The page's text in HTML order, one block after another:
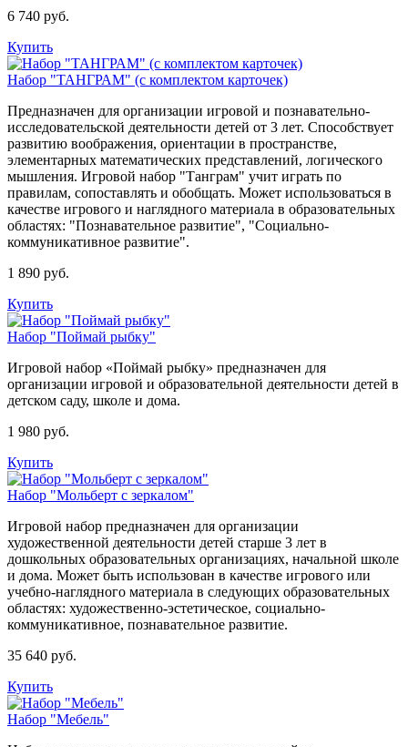
6 740 руб.
Купить
Набор "ТАНГРАМ" (с комплектом карточек)
Предназначен для организации игровой и познавательно-
исследовательской деятельности детей от 3 лет. Способствует
развитию воображения, ориентации в пространстве,
элементарных математических представлений, логического
мышления. Игровой набор "Танграм" учит играть по
правилам, сопоставлять и обобщать. Может использоваться в
качестве игрового и наглядного материала в образовательных
областях: "Познавательное развитие", "Социально-
коммуникативное развитие".
1 890 руб.
Купить
Набор "Поймай рыбку"
Игровой набор «Поймай рыбку» предназначен для
организации игровой и образовательной деятельности детей в
детском саду, школе и дома.
1 980 руб.
Купить
Набор "Мольберт с зеркалом"
Игровой набор предназначен для организации
художественной деятельности детей старше 3 лет в
дошкольных образовательных организациях, начальной школе
и дома. Может быть использован в качестве игрового или
учебно-наглядного материала в следующих образовательных
областях: художественно-эстетическое, социально-
коммуникативное, познавательное развитие.
35 640 руб.
Купить
Набор "Мебель"